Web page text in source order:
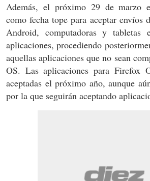
Además, el próximo 29 de marzo
como fecha tope para aceptar envíos
Android, computadoras y tabletas
aplicaciones, procediendo
aquellas aplicaciones que no sean
OS. Las aplicaciones para Firefox
aceptadas el próximo año, aunque
por la que seguirán aceptando